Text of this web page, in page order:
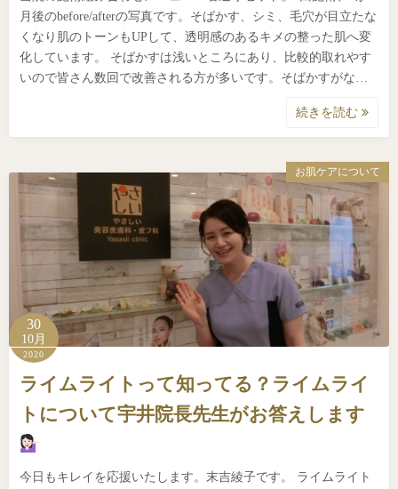
月後のbefore/afterの写真です。そばかす、シミ、毛穴が目立たな
くなり肌のトーンもUPして、透明感のあるキメの整った肌へ変
化しています。 そばかすは浅いところにあり、比較的取れやす
いので皆さん数回で改善される方が多いです。そばかすがな…
続きを読む
お肌ケアについて
30
10月
2020
ライムライトって知ってる？ライムライ
トについて宇井院長先生がお答えします
今日もキレイを応援いたします。末吉綾子です。 ライムライト